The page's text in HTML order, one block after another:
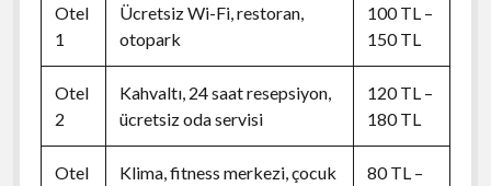
Otel
1
Ücretsiz Wi-Fi, restoran,
otopark
100 TL –
150 TL
Otel
2
Kahvaltı, 24 saat resepsiyon,
ücretsiz oda servisi
120 TL –
180 TL
Otel
Klima, fitness merkezi, çocuk
80 TL –